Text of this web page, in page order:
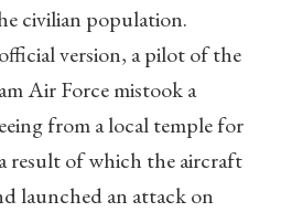
civilian population.
version, a pilot of the
Air Force mistook a
from a local temple for
result of which the aircraft
launched an attack on